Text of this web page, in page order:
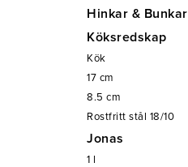
Hinkar & Bunkar
Köksredskap
Kök
17 cm
8.5 cm
Rostfritt stål 18/10
Jonas
1 l